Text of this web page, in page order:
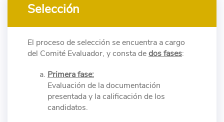
Selección
El proceso de selección se encuentra a cargo
del Comité Evaluador, y consta dedos fases:
Primera fase:
Evaluación de la documentación
presentada y la calificación de los
candidatos.